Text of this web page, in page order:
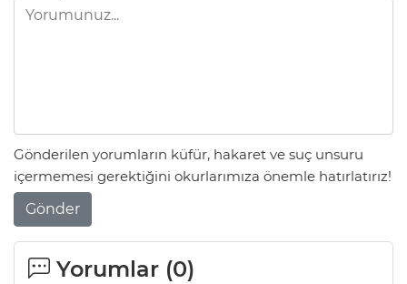
Gönderilen yorumların küfür, hakaret ve suç unsuru
içermemesi gerektiğini okurlarımıza önemle hatırlatırız!
Gönder
Yorumlar (0)